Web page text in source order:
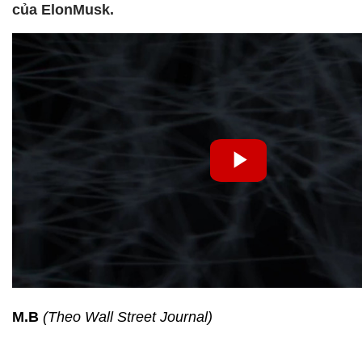
của ElonMusk.
M.B (Theo Wall Street Journal)